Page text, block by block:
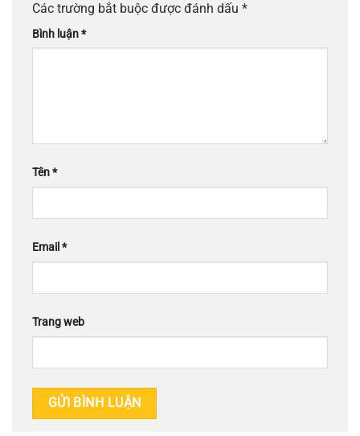
Các trường bắt buộc được đánh dấu *
Bình luận*
Tên*
Email *
Trang web